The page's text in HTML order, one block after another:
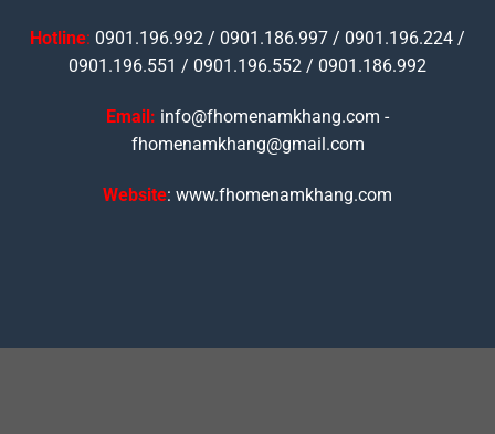
Hotline: 0901.196.992 / 0901.186.997 / 0901.196.224 /
0901.196.551 / 0901.196.552 / 0901.186.992
Email: info@fhomenamkhang.com -
fhomenamkhang@gmail.com
Website: www.fhomenamkhang.com